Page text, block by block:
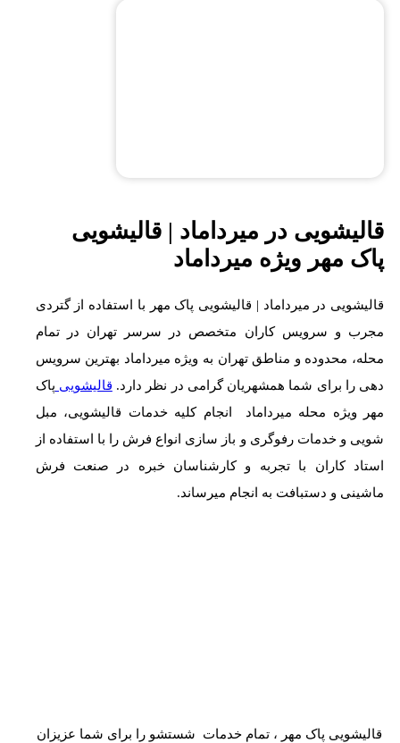
قالیشویی در میرداماد | قالیشویی
پاک مهر ویژه میرداماد
قالیشویی در میرداماد | قالیشویی پاک مهر با استفاده از گتردی
مجرب و سرویس کاران متخصص در سرسر تهران در تمام
محله، محدوده و مناطق تهران به ویژه میرداماد بهترین سرویس
دهی را برای شما همشهریان گرامی در نظر دارد. قالیشویی پاک
مهر ویژه محله میرداماد انجام کلیه خدمات قالیشویی، مبل
شویی و خدمات رفوگری و باز سازی انواع فرش را با استفاده از
استاد کاران با تجربه و کارشناسان خبره در صنعت فرش
ماشینی و دستبافت به انجام میرساند.
قالیشویی پاک مهر ، تمام خدمات شستشو را برای شما عزیزان